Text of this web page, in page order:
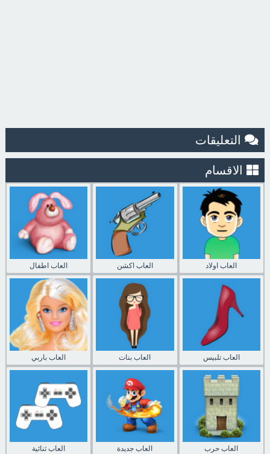
التعليقات
الاقسام
العاب اطفال العاب اكشن العاب اولاد
العاب باربي العاب بنات العاب تلبيس
العاب ثنائية العاب جديدة العاب حرب